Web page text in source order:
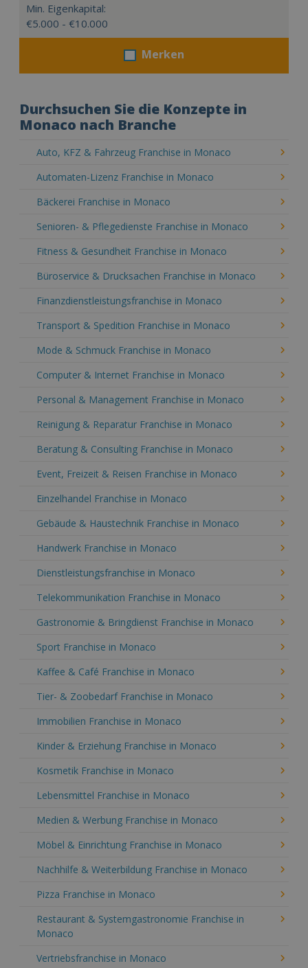
Min. Eigenkapital:
€5.000 - €10.000
Merken
Durchsuchen Sie die Konzepte in
Monaco nach Branche
Auto, KFZ & Fahrzeug Franchise in Monaco
Automaten-Lizenz Franchise in Monaco
Bäckerei Franchise in Monaco
Senioren- & Pflegedienste Franchise in Monaco
Fitness & Gesundheit Franchise in Monaco
Büroservice & Drucksachen Franchise in Monaco
Finanzdienstleistungsfranchise in Monaco
Transport & Spedition Franchise in Monaco
Mode & Schmuck Franchise in Monaco
Computer & Internet Franchise in Monaco
Personal & Management Franchise in Monaco
Reinigung & Reparatur Franchise in Monaco
Beratung & Consulting Franchise in Monaco
Event, Freizeit & Reisen Franchise in Monaco
Einzelhandel Franchise in Monaco
Gebäude & Haustechnik Franchise in Monaco
Handwerk Franchise in Monaco
Dienstleistungsfranchise in Monaco
Telekommunikation Franchise in Monaco
Gastronomie & Bringdienst Franchise in Monaco
Sport Franchise in Monaco
Kaffee & Café Franchise in Monaco
Tier- & Zoobedarf Franchise in Monaco
Immobilien Franchise in Monaco
Kinder & Erziehung Franchise in Monaco
Kosmetik Franchise in Monaco
Lebensmittel Franchise in Monaco
Medien & Werbung Franchise in Monaco
Möbel & Einrichtung Franchise in Monaco
Nachhilfe & Weiterbildung Franchise in Monaco
Pizza Franchise in Monaco
Restaurant & Systemgastronomie Franchise in
Monaco
Vertriebsfranchise in Monaco